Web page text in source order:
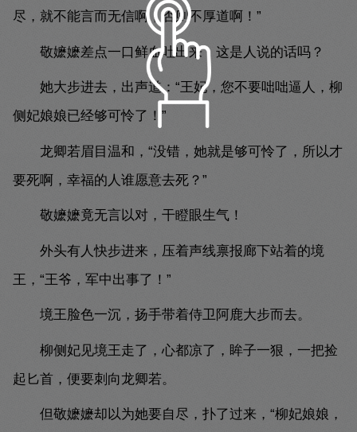
尽，就不能言而无信啊，否则不厚道啊！”
敬嬷嬷差点一口鲜血吐出来，这是人说的话吗？
她大步进去，出声道：“王妃，您不要咄咄逼人，柳
侧妃娘娘已经够可怜了！”
龙卿若眉目温和，“没错，她就是够可怜了，所以才
要死啊，幸福的人谁愿意去死？”
敬嬷嬷竟无言以对，干瞪眼生气！
外头有人快步进来，压着声线禀报廊下站着的境
王，“王爷，军中出事了！”
境王脸色一沉，扬手带着侍卫阿鹿大步而去。
柳侧妃见境王走了，心都凉了，眸子一狠，一把捡
起匕首，便要刺向龙卿若。
但敬嬷嬷却以为她要自尽，扑了过来，“柳妃娘娘，